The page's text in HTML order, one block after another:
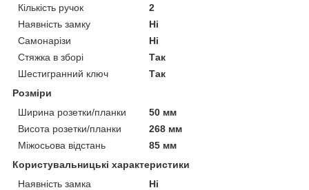
Кількість ручок
2
Наявність замку
Ні
Самонарізи
Ні
Стяжка в зборі
Так
Шестигранний ключ
Так
Розміри
Ширина розетки/планки
50 мм
Висота розетки/планки
268 мм
Міжосьова відстань
85 мм
Користувальницькі характеристики
Наявність замка
Ні